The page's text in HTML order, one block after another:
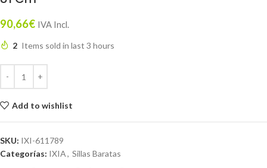
90,66€ IVA Incl.
2 Items sold in last 3 hours
Add to wishlist
SKU: IXI-611789
Categorías: IXIA, Sillas Baratas